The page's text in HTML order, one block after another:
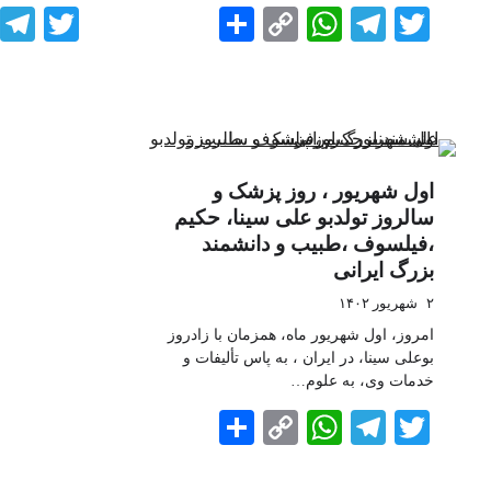
Twitter
Telegram
WhatsApp
Copy
اول شهریور ، روز پزشک و
سالروز تولدبو علی سینا، حکیم
،فیلسوف ،طبیب و دانشمند
بزرگ ایرانی
۲ شهریور ۱۴۰۲
امروز، اول شهریور ماه، همزمان با زادروز
بوعلی سینا، در ایران ، به پاس تألیفات و
خدمات وی، به علوم…
Twitter
Telegram
WhatsApp
Copy